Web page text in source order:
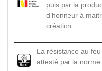
puis par la
d’honneur à
création.
La résistance au
attesté par la norme